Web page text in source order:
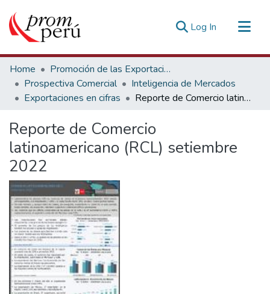
Log In (current)
Communities & Collections
All of DSpace
Statistics
Home
Promoción de las Exportaciones
Prospectiva Comercial
Inteligencia de Mercados
Exportaciones en cifras
Reporte de Comercio latinoamericano (RCL) setiembre 2022
Reporte de Comercio
latinoamericano (RCL) setiembre
2022